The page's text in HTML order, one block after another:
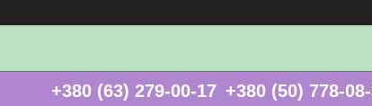
+380 (63) 279-00-17 +380 (50) 778-